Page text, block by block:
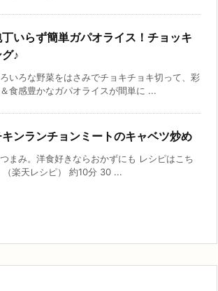
いらず簡単ガパオライス！チョッキ
グ♪
いろな野菜をはさみでチョキチョキ切って、彩
食感豊かなガパオライスが間単に ...
ンランチョンミートのキャベツ炒め
まみ。洋食好きならおかずにも レシピはこち
（楽天レシピ） 約10分 30 ...